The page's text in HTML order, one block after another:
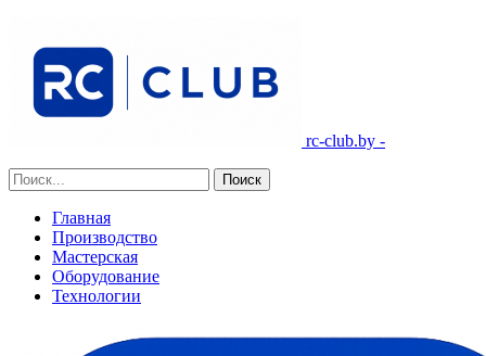
rc-club.by -
Главная
Производство
Мастерская
Оборудование
Технологии